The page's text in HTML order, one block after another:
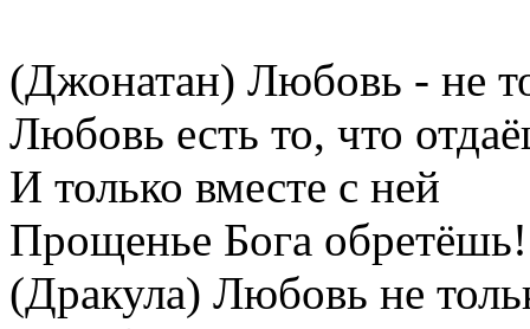
(Джонатан) Любовь - не
Любовь есть то, что
И только вместе с ней
Прощенье Бога обретёшь!
(Дракула) Любовь не